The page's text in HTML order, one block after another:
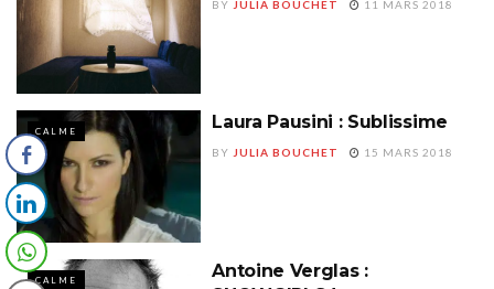
BY JULIA BOUCHET 11 MARS 2018
CALME Laura Pausini : Sublissime
BY JULIA BOUCHET 15 MARS 2018
CALME
Antoine Verglas :